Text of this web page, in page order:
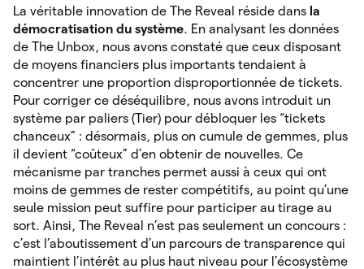
La véritable innovation de The Reveal réside dans la
démocratisation du système. En analysant les données
de The Unbox, nous avons constaté que ceux disposant
de moyens financiers plus importants tendaient à
concentrer une proportion disproportionnée de tickets.
Pour corriger ce déséquilibre, nous avons introduit un
système par paliers (Tier) pour débloquer les “tickets
chanceux” : désormais, plus on cumule de gemmes, plus
il devient “coûteux” d’en obtenir de nouvelles. Ce
mécanisme par tranches permet aussi à ceux qui ont
moins de gemmes de rester compétitifs, au point qu’une
seule mission peut suffire pour participer au tirage au
sort. Ainsi, The Reveal n’est pas seulement un concours :
c’est l’aboutissement d’un parcours de transparence qui
maintient l’intérêt au plus haut niveau pour l’écosystème